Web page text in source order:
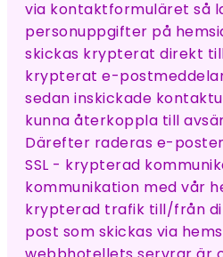
via kontaktformuläret så
personuppgifter på
skickas krypterat direkt
krypterat e-
sedan inskickade
kunna återkoppla till
Därefter raderas e-
SSL - krypterad
kommunikation med vår
krypterad trafik till/från
post som skickas via